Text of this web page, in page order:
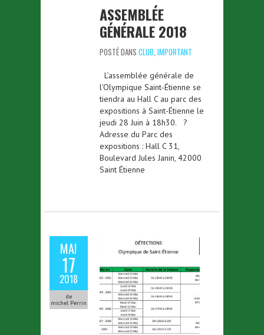
ASSEMBLÉE
GÉNÉRALE 2018
POSTÉ DANS CLUB, IMPORTANT
L’assemblée générale de
l’Olympique Saint-Étienne se
tiendra au Hall C au parc des
expositions à Saint-Étienne le
jeudi 28 Juin à 18h30. ?
Adresse du Parc des
expositions : Hall C 31,
Boulevard Jules Janin, 42000
Saint Étienne
MAI
17
2018
de
michel Perrin